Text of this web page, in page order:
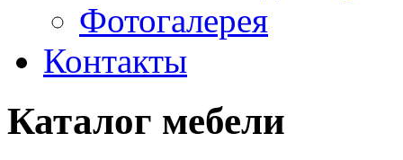
Фотогалерея
Контакты
Каталог мебели